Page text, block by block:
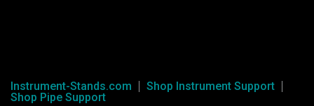
Instrument-Stands.com
Shop Instrument Support
Shop Pipe Support